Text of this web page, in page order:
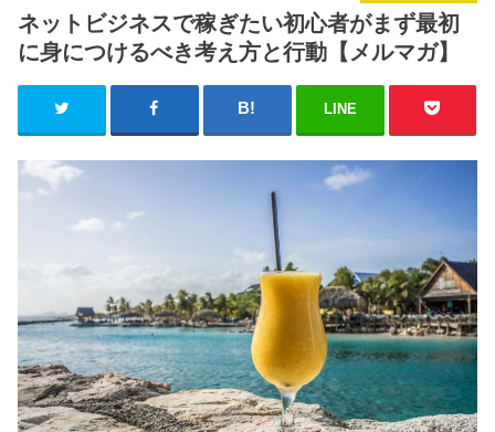
ネットビジネスで稼ぎたい初心者がまず最初
に身につけるべき考え方と行動【メルマガ】
LINE